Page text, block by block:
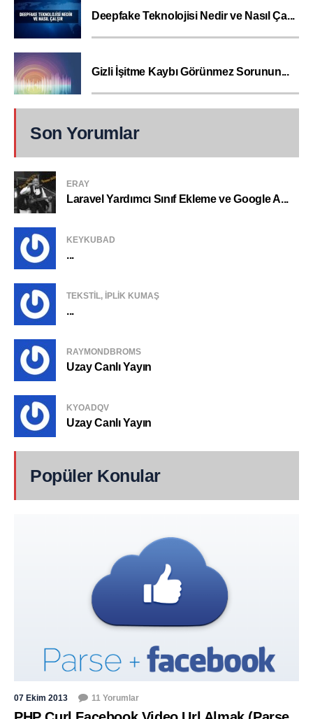
Deepfake Teknolojisi Nedir ve Nasıl Ça...
Gizli İşitme Kaybı Görünmez Sorunun...
Son Yorumlar
ERAY
Laravel Yardımcı Sınıf Ekleme ve Google A...
KEYKUBAD
...
TEKSTIL, IPLIK KUMAŞ
...
RAYMONDBROMS
Uzay Canlı Yayın
KYOADQV
Uzay Canlı Yayın
Popüler Konular
07 Ekim 2013 11 Yorumlar